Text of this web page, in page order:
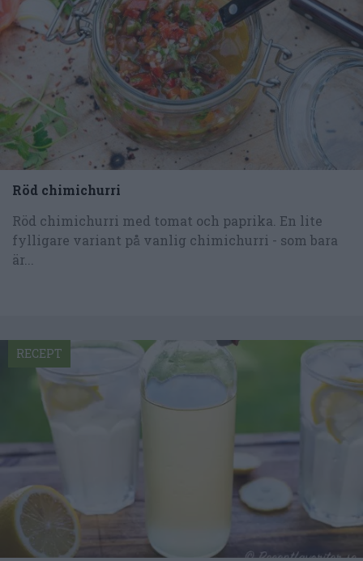
Röd chimichurri
Röd chimichurri med tomat och paprika. En lite
fylligare variant på vanlig chimichurri - som bara
är...
RECEPT